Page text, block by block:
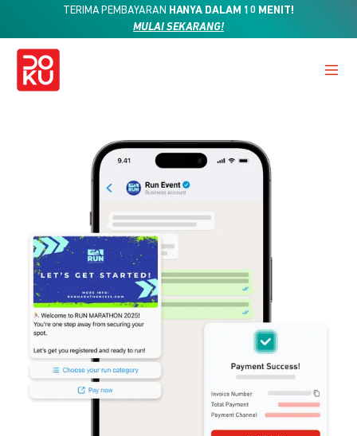
TERIMA PEMBAYARAN HANYA DALAM 10 MENIT!
MULAI SEKARANG!